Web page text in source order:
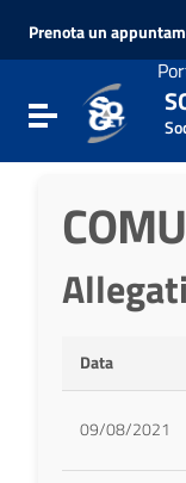
Vai al menu di
Prenota un
Attiva / disattiva
Data
09/08/2021